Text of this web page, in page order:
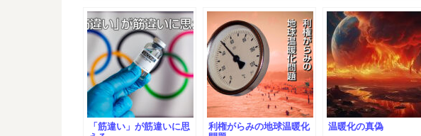
「筋違い」が筋違いに思
利権がらみの地球温暖化
温暖化の真偽